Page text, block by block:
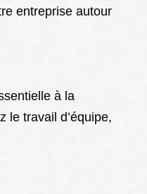
entreprise autour
à la
le travail d’équipe,